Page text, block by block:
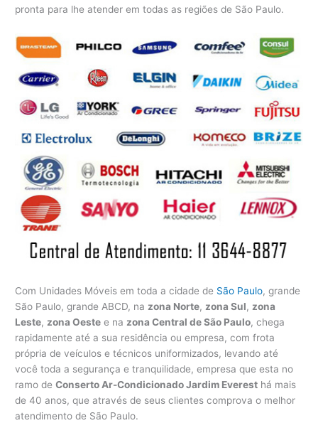
pronta para lhe atender em todas as regiões de São Paulo.
Com Unidades Móveis em toda a cidade de São Paulo, grande
São Paulo, grande ABCD, na zona Norte, zona Sul, zona
Leste, zona Oeste e na zona Central de São Paulo, chega
rapidamente até a sua residência ou empresa, com frota
própria de veículos e técnicos uniformizados, levando até
você toda a segurança e tranquilidade, empresa que esta no
ramo deConserto Ar-Condicionado Jardim Everest há mais
de 40 anos, que através de seus clientes comprova o melhor
atendimento de São Paulo.